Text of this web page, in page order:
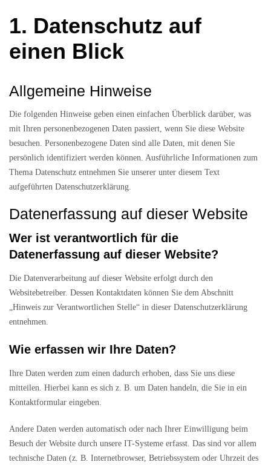
1. Datenschutz auf
einen Blick
Allgemeine Hinweise
Die folgenden Hinweise geben einen einfachen Überblick darüber, was
mit Ihren personenbezogenen Daten passiert, wenn Sie diese Website
besuchen. Personenbezogene Daten sind alle Daten, mit denen Sie
persönlich identifiziert werden können. Ausführliche Informationen zum
Thema Datenschutz entnehmen Sie unserer unter diesem Text
aufgeführten Datenschutzerklärung.
Datenerfassung auf dieser Website
Wer ist verantwortlich für die
Datenerfassung auf dieser Website?
Die Datenverarbeitung auf dieser Website erfolgt durch den
Websitebetreiber. Dessen Kontaktdaten können Sie dem Abschnitt
„Hinweis zur Verantwortlichen Stelle“ in dieser Datenschutzerklärung
entnehmen.
Wie erfassen wir Ihre Daten?
Ihre Daten werden zum einen dadurch erhoben, dass Sie uns diese
mitteilen. Hierbei kann es sich z. B. um Daten handeln, die Sie in ein
Kontaktformular eingeben.
Andere Daten werden automatisch oder nach Ihrer Einwilligung beim
Besuch der Website durch unsere IT-Systeme erfasst. Das sind vor allem
technische Daten (z. B. Internetbrowser, Betriebssystem oder Uhrzeit des